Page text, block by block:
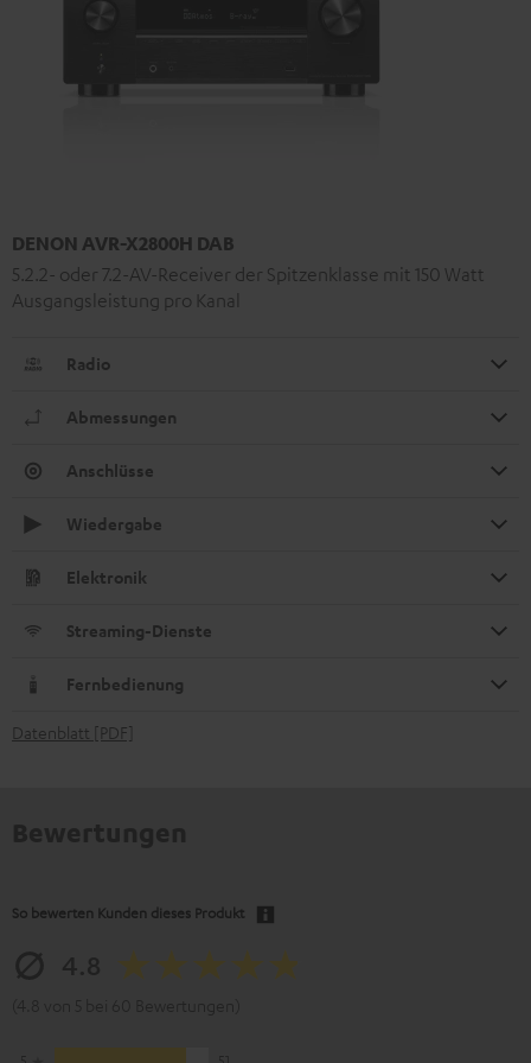
DENON AVR-X2800H DAB
5.2.2- oder 7.2-AV-Receiver der Spitzenklasse mit 150 Watt
Ausgangsleistung pro Kanal
Radio
Abmessungen
Anschlüsse
Wiedergabe
Elektronik
Streaming-Dienste
Fernbedienung
Datenblatt [PDF]
So bewerten Kunden dieses Produkt